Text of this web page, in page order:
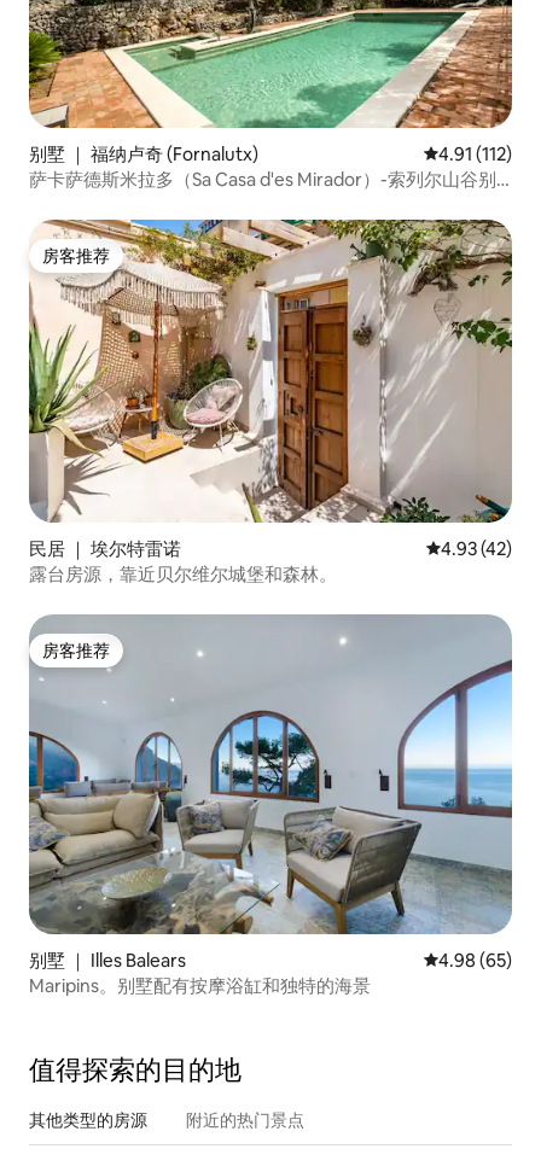
别墅 ｜ 福纳卢奇 (Fornalutx) 平均评分 4.91
4.91 (112)
萨卡萨德斯米拉多（Sa Casa d'es Mirador）-索列尔山谷别
房客推荐
房客推荐
民居 ｜ 埃尔特雷诺 平均评分
4.93 (42)
露台房源，靠近贝尔维尔城堡和森林。
房客推荐
房客推荐
别墅 ｜ Illes Balears 平均评分 4.98
4.98 (65)
Maripins。别墅配有按摩浴缸和独特的海景
值得探索的目的地
其他类型的房源 附近的热门景点